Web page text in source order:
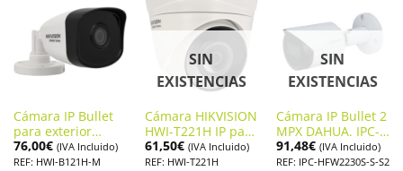
Cámara IP Bullet
para exterior
HIKVISION. HWI-
B121H-M
76,00€ (IVA Incluido)
REF: HWI-B121H-M
SIN
EXISTENCIAS
Cámara HIKVISION
HWI-T221H IP para
profesionales
61,50€ (IVA Incluido)
REF: HWI-T221H
SIN
EXISTENCIAS
Cámara IP Bullet 2
MPX DAHUA. IPC-
HFW2230S-S-S2
91,48€ (IVA Incluido)
REF: IPC-HFW2230S-S-S2